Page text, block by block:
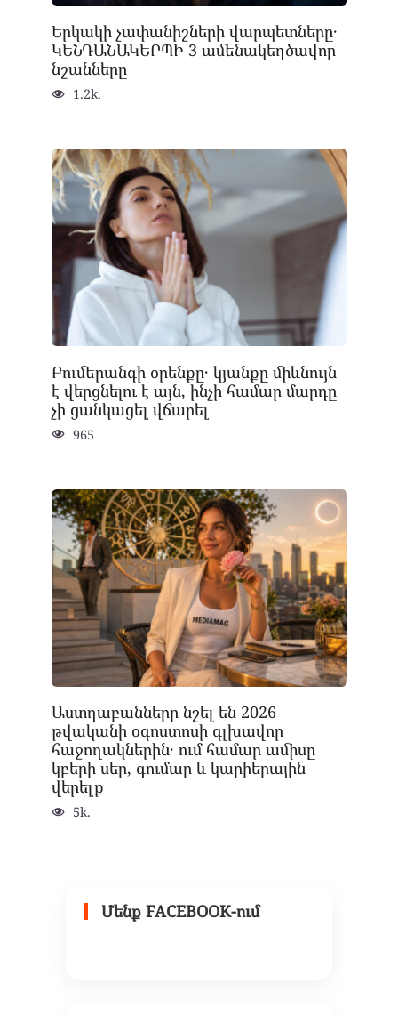
Երկակի չափանիշների վարպետները․
ԿԵՆԴԱՆԱԿԵՐՊԻ 3 ամենակեղծավոր
նշանները
1.2k.
Բումերանգի օրենքը․ կյանքը միևնույն
է վերցնելու է այն, ինչի համար մարդը
չի ցանկացել վճարել
965
Աստղաբանները նշել են 2026
թվականի օգոստոսի գլխավոր
հաջողակներին․ ում համար ամիսը
կբերի սեր, գումար և կարիերային
վերելք
5k.
Մենք FACEBOOK-ում